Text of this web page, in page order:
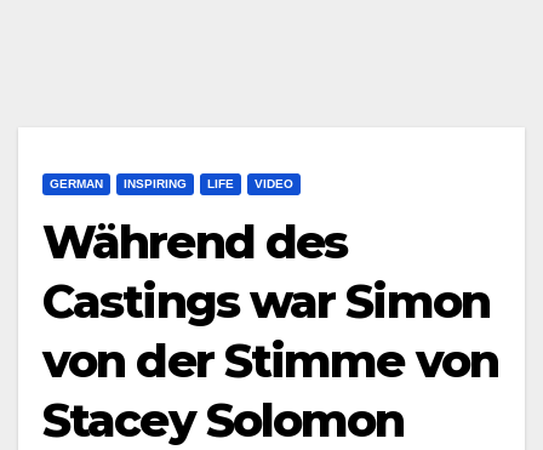
GERMAN INSPIRING LIFE VIDEO
Während des
Castings war Simon
von der Stimme von
Stacey Solomon